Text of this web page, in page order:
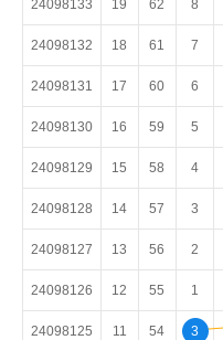
24098133 19 62 8
24098132 18 61 7
24098131 17 60 6
24098130 16 59 5
24098129 15 58 4
24098128 14 57 3
24098127 13 56 2
24098126 12 55 1
24098125 11 54 3